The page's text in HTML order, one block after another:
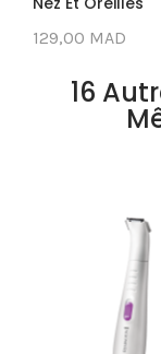
129,00 MAD
16